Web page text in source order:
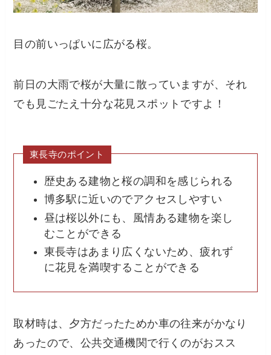
目の前いっぱいに広がる桜。
前日の大雨で桜が大量に散っていますが、それ
でも見ごたえ十分な花見スポットですよ！
東長寺のポイント
歴史ある建物と桜の調和を感じられる
博多駅に近いのでアクセスしやすい
昼は桜以外にも、風情ある建物を楽し
むことができる
東長寺はあまり広くないため、疲れず
に花見を満喫することができる
取材時は、夕方だったためか車の往来がかなり
あったので、公共交通機関で行くのがおスス